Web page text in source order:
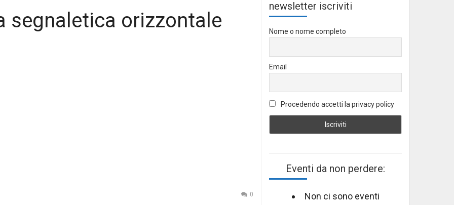
segnaletica orizzontale
0
newsletter iscriviti
Nome o nome completo
Email
Procedendo accetti la privacy policy
Eventi da non perdere:
Non ci sono eventi